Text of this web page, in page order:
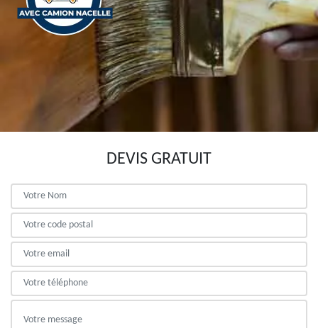
DEVIS GRATUIT